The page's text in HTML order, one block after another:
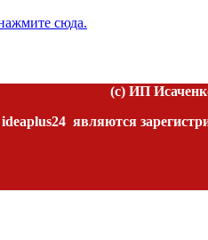
сюда.
(c) ИП
ideaplus24 являются